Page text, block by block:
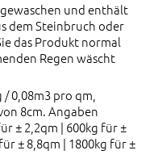
und enthält
dem Steinbruch oder
das Produkt normal
Regen wäscht
/ 0,08m3 pro qm,
8cm. Angaben
± 2,2qm | 600kg für ±
± 8,8qm | 1800kg für ±